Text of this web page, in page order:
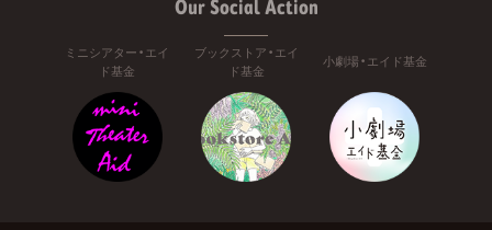
Our Social Action
ミニシアター・エイ
ド基金
ブックストア・エイ
ド基金
小劇場・エイド基金